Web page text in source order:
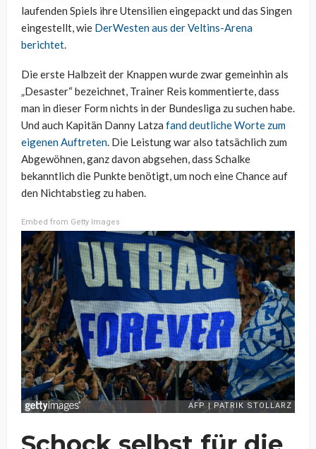
laufenden Spiels ihre Utensilien eingepackt und das Singen
eingestellt, wie DerWesten aus der Veltins-Arena
berichtet.
Die erste Halbzeit der Knappen wurde zwar gemeinhin als
„Desaster“ bezeichnet, Trainer Reis kommentierte, dass
man in dieser Form nichts in der Bundesliga zu suchen habe.
Und auch Kapitän Danny Latza fand deutliche Worte zum
eigenen Auftreten. Die Leistung war also tatsächlich zum
Abgewöhnen, ganz davon abgsehen, dass Schalke
bekanntlich die Punkte benötigt, um noch eine Chance auf
den Nichtabstieg zu haben.
Embed from Getty Images